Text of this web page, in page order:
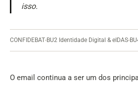
isso.
CONFIDEBAT BU2 Identidade Digital & eIDAS
O email continua a ser um dos